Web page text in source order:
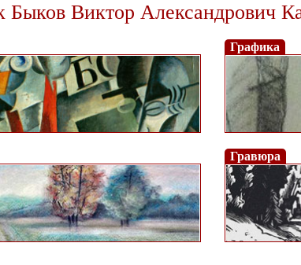
Быков Виктор Александрович
Графика
Гравюра